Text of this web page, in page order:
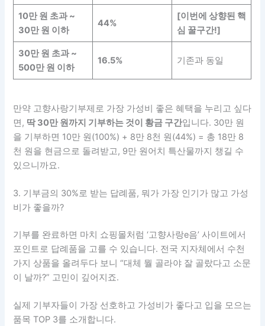
10만 원 초과 ~
30만 원 이하
44%
[이번에 상향된 핵
심 꿀구간!]
30만 원 초과 ~
500만 원 이하
16.5% 기존과 동일
만약 고향사랑기부제로 가장 가성비 좋은 혜택을 누리고 싶다
면, 딱 30만 원까지 기부하는 것이 황금 구간입니다. 30만 원
을 기부하면 10만 원(100%) + 8만 8천 원(44%) = 총 18만 8
천 원을 현금으로 돌려받고, 9만 원어치 특산물까지 챙길 수
있으니까요.
3. 기부금의 30%로 받는 답례품, 뭐가 가장 인기가 많고 가성
비가 좋을까?
기부를 완료하면 마치 쇼핑몰처럼 ‘고향사랑e음’ 사이트에서
포인트로 답례품을 고를 수 있습니다. 전국 지자체에서 수천
가지 상품을 올려두다 보니 “대체 뭘 골라야 잘 골랐다고 소문
이 날까?” 고민이 깊어지죠.
실제 기부자들이 가장 선호하고 가성비가 좋다고 입을 모으는
품목 TOP 3를 소개합니다.